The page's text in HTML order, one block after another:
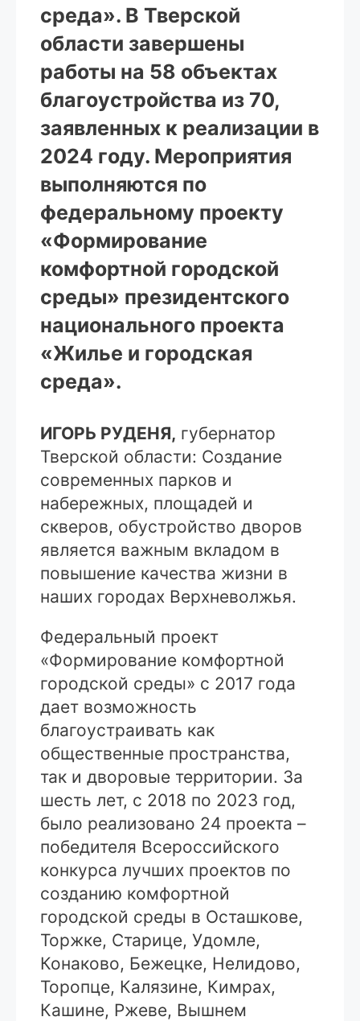
среда». В Тверской
области завершены
работы на 58 объектах
благоустройства из 70,
заявленных к реализации в
2024 году. Мероприятия
выполняются по
федеральному проекту
«Формирование
комфортной городской
среды» президентского
национального проекта
«Жилье и городская
среда».
ИГОРЬ РУДЕНЯ, губернатор
Тверской области: Создание
современных парков и
набережных, площадей и
скверов, обустройство дворов
является важным вкладом в
повышение качества жизни в
наших городах Верхневолжья.
Федеральный проект
«Формирование комфортной
городской среды» с 2017 года
дает возможность
благоустраивать как
общественные пространства,
так и дворовые территории. За
шесть лет, с 2018 по 2023 год,
было реализовано 24 проекта –
победителя Всероссийского
конкурса лучших проектов по
созданию комфортной
городской среды в Осташкове,
Торжке, Старице, Удомле,
Конаково, Бежецке, Нелидово,
Торопце, Калязине, Кимрах,
Кашине, Ржеве, Вышнем